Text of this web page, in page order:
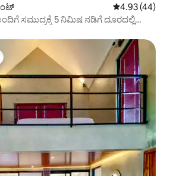
5 ರಲ್ಲಿ 4.93
4.93 (44)
ಸಮುದ್ರಕ್ಕೆ 5 ನಿಮಿಷ ನಡಿಗೆ ದೂರದಲ್ಲಿ